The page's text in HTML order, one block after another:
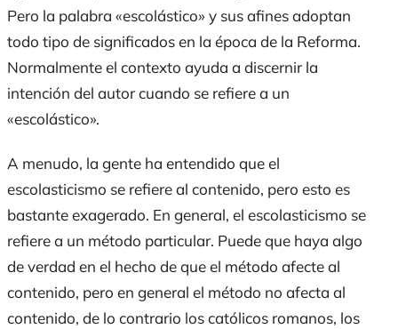
Pero la palabra «escolástico» y sus afines adoptan
todo tipo de significados en la época de la Reforma.
Normalmente el contexto ayuda a discernir la
intención del autor cuando se refiere a un
«escolástico».
A menudo, la gente ha entendido que el
escolasticismo se refiere al contenido, pero esto es
bastante exagerado. En general, el escolasticismo se
refiere a un método particular. Puede que haya algo
de verdad en el hecho de que el método afecte al
contenido, pero en general el método no afecta al
contenido, de lo contrario los católicos romanos, los